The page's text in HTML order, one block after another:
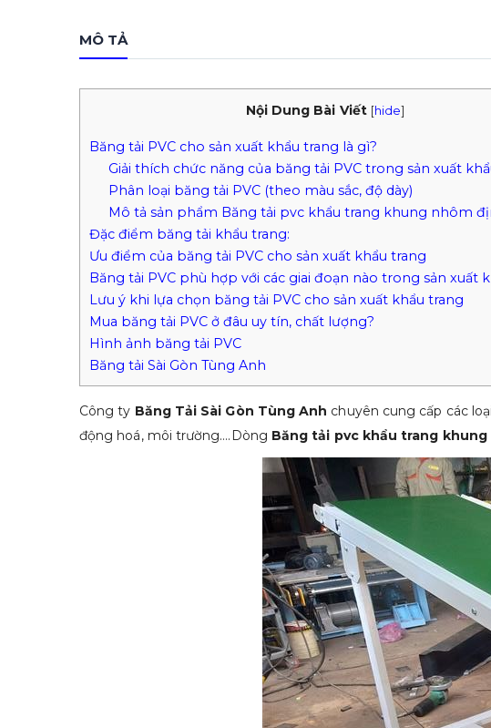
MÔ TẢ
Nội Dung Bài Viết [hide]
Băng tải PVC cho sản xuất khẩu trang là gì?
Giải thích chức năng của băng tải PVC trong sản xuất
Phân loại băng tải PVC (theo màu sắc, độ dày)
Mô tả sản phẩm Băng tải pvc khẩu trang khung nhôm
Đặc điểm băng tải khẩu trang:
Ưu điểm của băng tải PVC cho sản xuất khẩu trang
Băng tải PVC phù hợp với các giai đoạn nào trong sản xuất
Lưu ý khi lựa chọn băng tải PVC cho sản xuất khẩu trang
Mua băng tải PVC ở đâu uy tín, chất lượng?
Hình ảnh băng tải PVC
Băng tải Sài Gòn Tùng Anh
Công ty Băng Tải Sài Gòn Tùng Anh chuyên cung cấp các
động hoá, môi trường….Dòng Băng tải pvc khẩu trang